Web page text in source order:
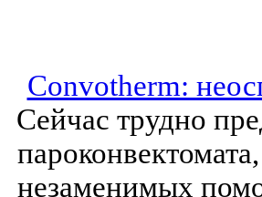
Convotherm:
Сейчас трудно
незаменимых